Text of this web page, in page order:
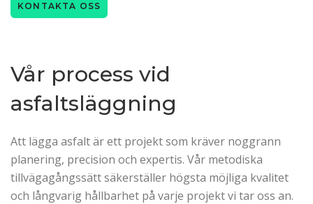
KONTAKTA OSS
Vår process vid
asfaltsläggning
Att lägga asfalt är ett projekt som kräver noggrann
planering, precision och expertis. Vår metodiska
tillvägagångssätt säkerställer högsta möjliga kvalitet
och långvarig hållbarhet på varje projekt vi tar oss an.